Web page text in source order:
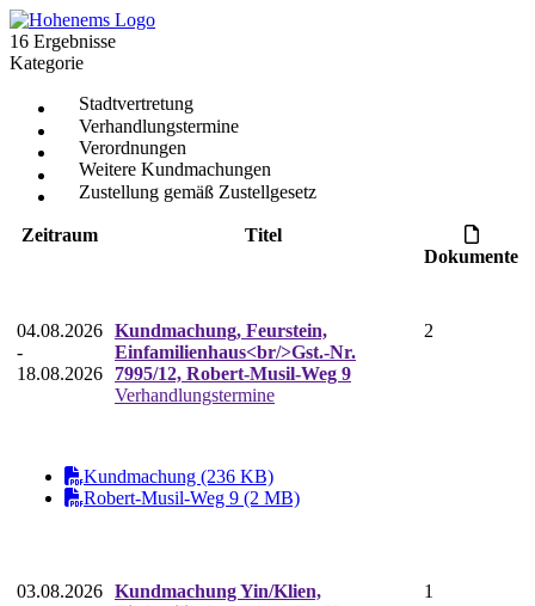
16 Ergebnisse
Kategorie
Stadtvertretung
Verhandlungstermine
Verordnungen
Weitere Kundmachungen
Zustellung gemäß Zustellgesetz
Zeitraum
Titel
Dokumente
04.08.2026
-
18.08.2026
Kundmachung, Feurstein,
Einfamilienhaus<br/>Gst.-Nr.
7995/12, Robert-Musil-Weg 9
Verhandlungstermine
2
Kundmachung (236 KB)
Robert-Musil-Weg 9 (2 MB)
03.08.2026 Kundmachung Yin/Klien,
1